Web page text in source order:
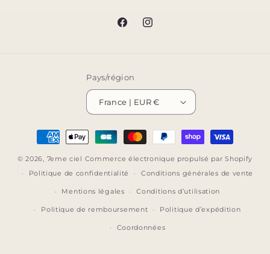
FacebookInstagram
Pays/région
France | EUR €
Moyens
de
paiement
© 2026, 7eme ciel Commerce électronique propulsé par Shopify
Politique de confidentialité
Conditions générales de vente
Mentions légales Conditions d’utilisation
Politique de remboursement Politique d’expédition
Coordonnées